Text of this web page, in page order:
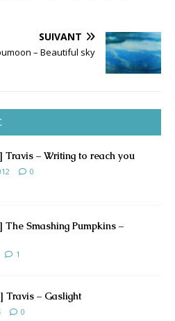
SUIVANT
– Beautiful sky
Travis – Writing to reach you
0
The Smashing Pumpkins –
1
Travis – Gaslight
0